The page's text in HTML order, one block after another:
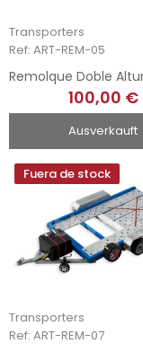
Transporters
Ref: ART-REM-05
100,00 €
Ausverkauft
Fuera de stock
Transporters
Ref: ART-REM-07